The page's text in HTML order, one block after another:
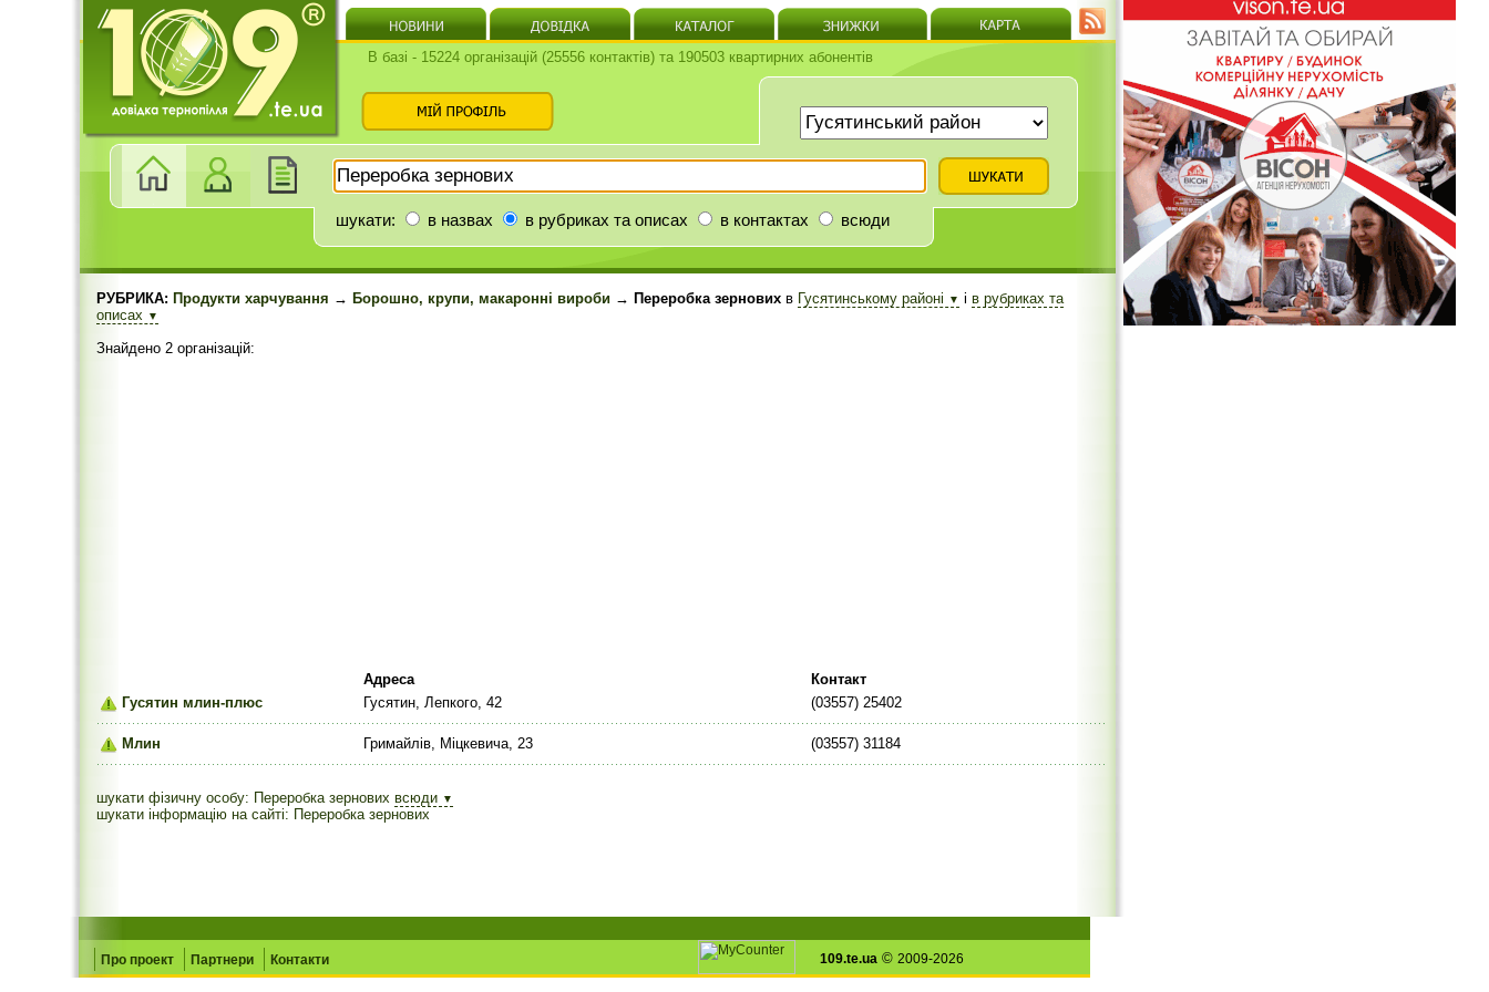
В базі - 15224 організацій (25556 контактів) та 190503 квартирних абонентів
шукати: в назвах в рубриках та описах в контактах всюди
РУБРИКА: Продукти харчування → Борошно, крупи, макаронні вироби → Переробка зернових в Гусятинському районі ▼ і в рубриках та
описах ▼
Знайдено 2 організацій:
Адреса
Контакт
Гусятин млин-плюс
Гусятин, Лепкого, 42 (03557) 25402
Млин Гримайлів, Міцкевича, 23 (03557) 31184
шукати фізичну особу: Переробка зернових всюди ▼
шукати інформацію на сайті: Переробка зернових
Про проект Партнери Контакти 109.te.ua © 2009-2026